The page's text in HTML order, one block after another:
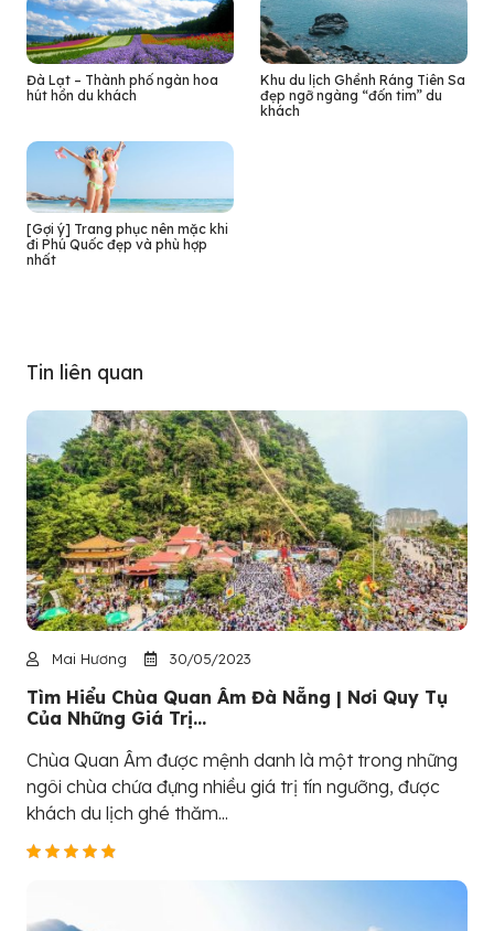
Đà Lạt – Thành phố ngàn hoa
hút hồn du khách
Khu du lịch Ghềnh Ráng Tiên Sa
đẹp ngỡ ngàng “đốn tim” du
khách
[Gợi ý] Trang phục nên mặc khi
đi Phú Quốc đẹp và phù hợp
nhất
Tin liên quan
Mai Hương 30/05/2023
Tìm Hiểu Chùa Quan Âm Đà Nẵng | Nơi Quy Tụ
Của Những Giá Trị...
Chùa Quan Âm được mệnh danh là một trong những
ngôi chùa chứa đựng nhiều giá trị tín ngưỡng, được
khách du lịch ghé thăm...